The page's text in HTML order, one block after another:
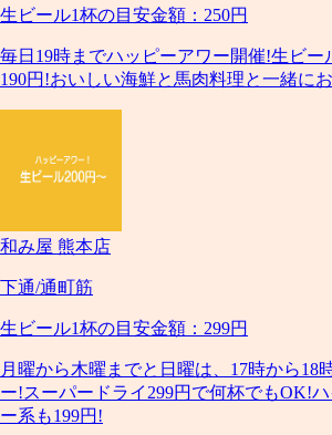
生ビール1杯の目安金額：250円
毎日19時までハッピーアワー開催!生ビー
190円!おいしい海鮮と馬肉料理と一緒に
和み屋 熊本店
下通/通町筋
生ビール1杯の目安金額：299円
月曜から木曜までと日曜は、17時から18
ー!スーパードライ299円で何杯でもOK!
ー系も199円!